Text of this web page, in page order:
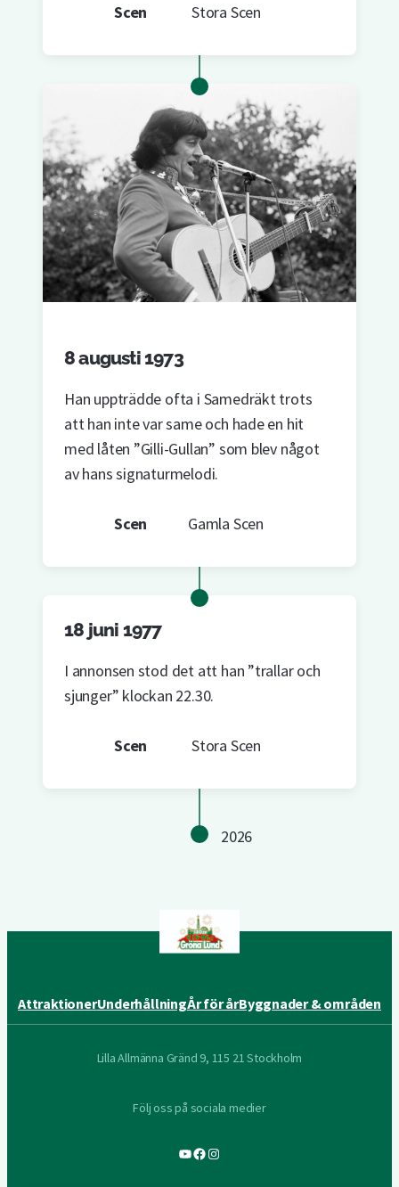
Scen Stora Scen
8 augusti 1973
Han uppträdde ofta i Samedräkt trots
att han inte var same och hade en hit
med låten ”Gilli-Gullan” som blev något
av hans signaturmelodi.
Scen Gamla Scen
18 juni 1977
I annonsen stod det att han ”trallar och
sjunger” klockan 22.30.
Scen Stora Scen
2026
AttraktionerUnderhållningÅr för årByggnader & områden
Lilla Allmänna Gränd 9, 115 21 Stockholm
Följ oss på sociala medier
YouTube
Facebook
Instagram